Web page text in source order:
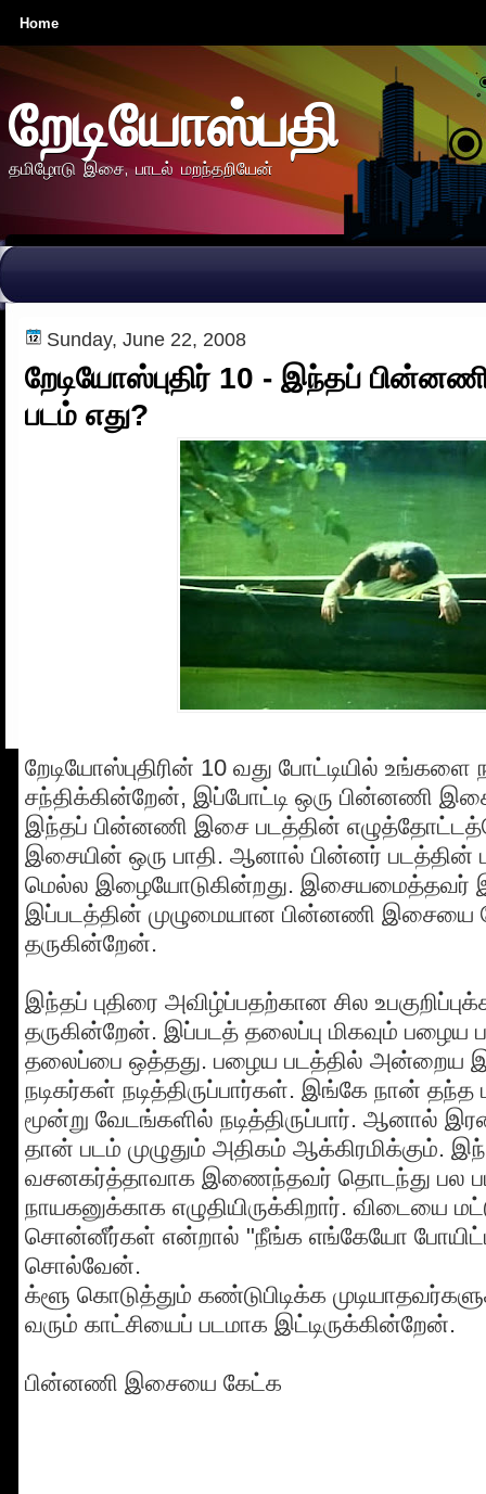
Home
றேடியோஸ்பதி
தமிழோடு இசை, பாடல் மறந்தறியேன்
Sunday, June 22, 2008
றேடியோஸ்புதிர் 10 - இந்தப்
படம் எது?
றேடியோஸ்புதிரின் 10 வது போட்டியில் உங்களை
சந்திக்கின்றேன், இப்போட்டி ஒரு பின்னணி
இந்தப் பின்னணி இசை படத்தின்
இசையின் ஒரு பாதி. ஆனால் பின்னர் படத்தின்
மெல்ல இழையோடுகின்றது. இசையமைத்தவர்
இப்படத்தின் முழுமையான பின்னணி இசையை
தருகின்றேன்.
இந்தப் புதிரை அவிழ்ப்பதற்கான சில
தருகின்றேன். இப்படத் தலைப்பு மிகவும்
தலைப்பை ஒத்தது. பழைய படத்தில் அன்றைய
நடிகர்கள் நடித்திருப்பார்கள். இங்கே நான்
மூன்று வேடங்களில் நடித்திருப்பார். ஆனால்
தான் படம் முழுதும் அதிகம் ஆக்கிரமிக்கும்.
வசனகர்த்தாவாக இணைந்தவர் தொடந்து பல
நாயகனுக்காக எழுதியிருக்கிறார். விடையை
சொன்னீர்கள் என்றால் "நீங்க எங்கேயோ
சொல்வேன்.
க்ளூ கொடுத்தும் கண்டுபிடிக்க
வரும் காட்சியைப் படமாக இட்டிருக்கின்றேன்.
பின்னணி இசையை கேட்க